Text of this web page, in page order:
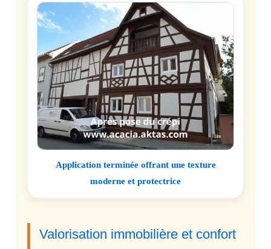
Application terminée offrant une texture
moderne et protectrice
Valorisation immobilière et confort